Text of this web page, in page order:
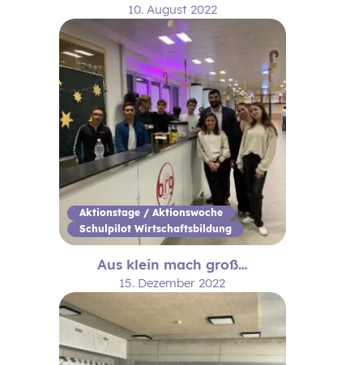
10. August 2022
Aktionstage / Aktionswoche
Schulpilot Wirtschaftsbildung
Aus klein mach groß…
15. Dezember 2022